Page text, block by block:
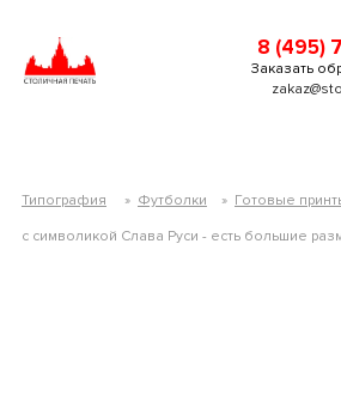
8 (495)
Заказать
Типография » Футболки » Готовые
c символикой Слава Руси - есть большие